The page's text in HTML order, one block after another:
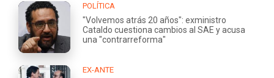
POLÍTICA
"Volvemos atrás 20 años": exministro
Cataldo cuestiona cambios al SAE y acusa
una "contrarreforma"
EX-ANTE